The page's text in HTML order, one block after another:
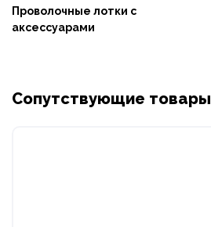
Проволочные лотки с
аксессуарами
Сопутствующие товары